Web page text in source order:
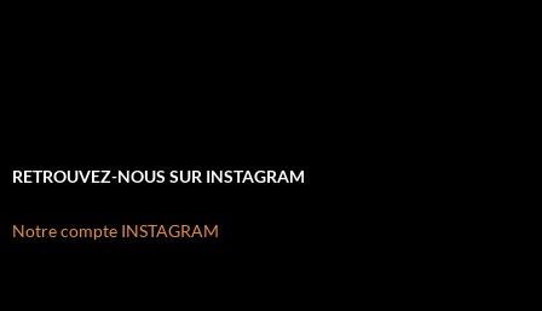
RETROUVEZ-NOUS SUR INSTAGRAM
Notre compte INSTAGRAM